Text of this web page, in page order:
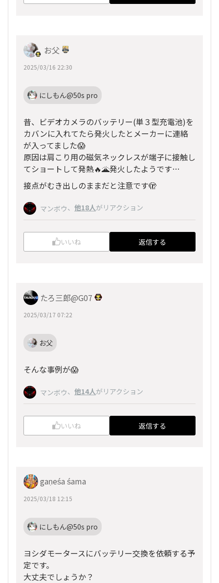
お父
2025/03/16 22:30
にしもん@50s pro
昔、ビデオカメラのバッテリー(単３型充電池)を
カバンに入れてたら発火したとメーカーに連絡
が入ってました😱
原因は肩こり用の磁気ネックレスが端子に接触し
てショートして発熱🔥🌋発火したようです…
接点がむき出しのままだと注意です🫣
マンボウ、 他18人がリアクション
いいね 返信する
たろ三郎@G07
2025/03/17 07:22
お父
そんな事例が😱
マンボウ、 他14人がリアクション
いいね 返信する
gaṇeśa śama
2025/03/18 12:15
にしもん@50s pro
ヨシダモータースにバッテリー交換を依頼する予
定です。
大丈夫でしょうか？